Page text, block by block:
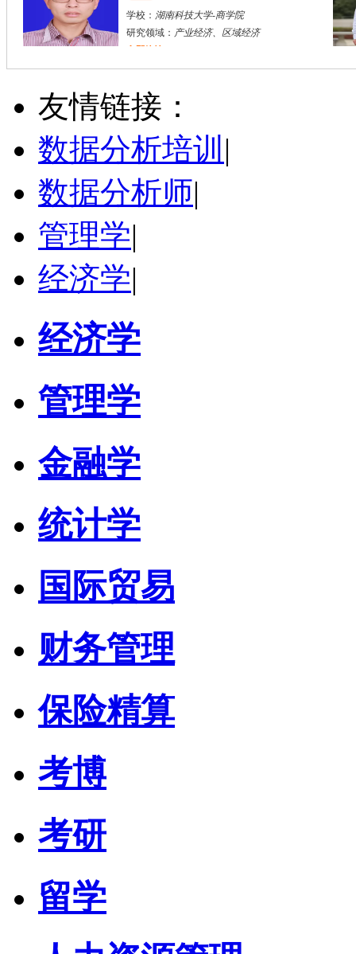
学校： 湖南科技大学-商学院
研究领域： 产业经济、区域经济
立即咨询
胡** 株洲市
硕导
学校：湖南工业大学
立即咨询
友情链接：
数据分析培训 |
数据分析师|
管理学|
经济学|
经济学
管理学
金融学
统计学
国际贸易
财务管理
保险精算
考博
考研
留学